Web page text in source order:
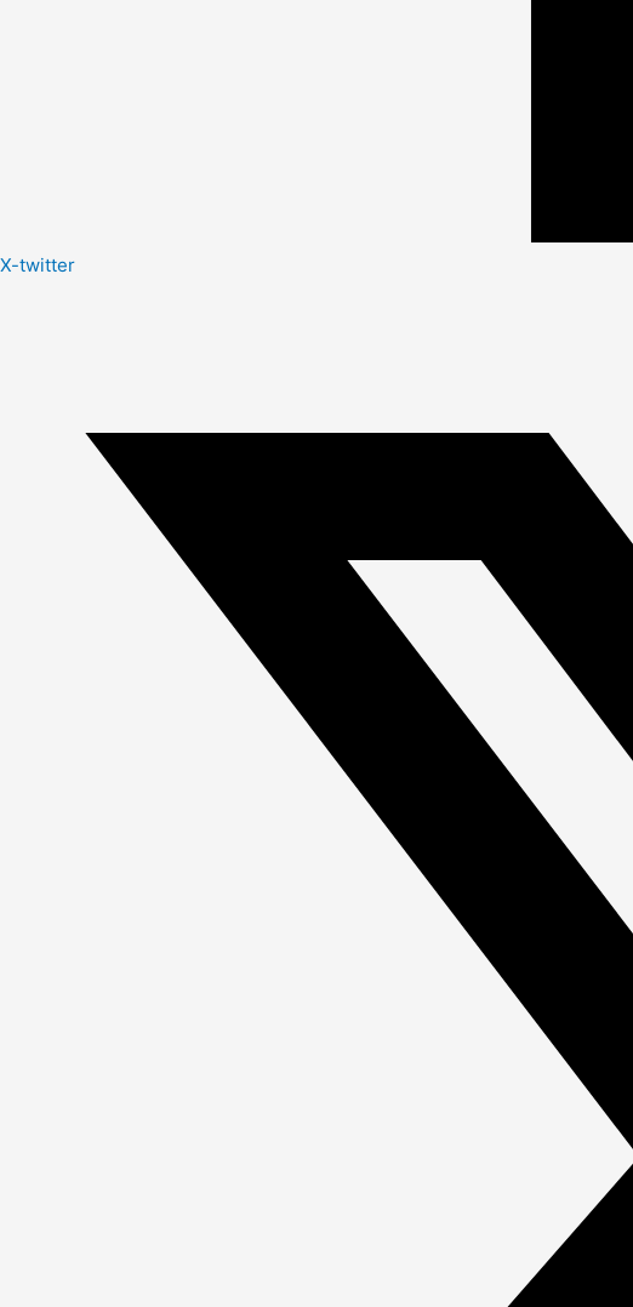
X-twitter